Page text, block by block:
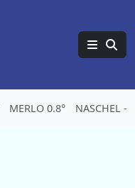
MERLO 0.8° NASCHEL -